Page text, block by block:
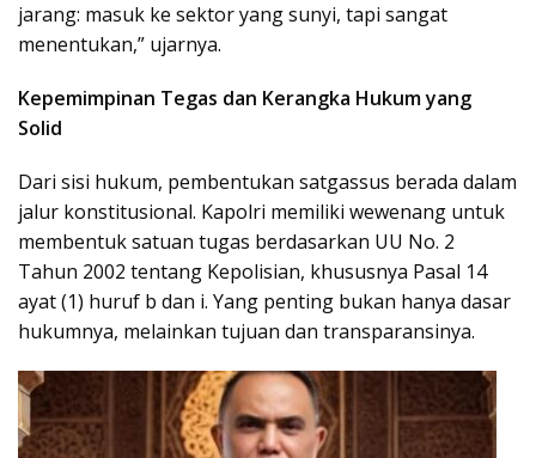
jarang: masuk ke sektor yang sunyi, tapi sangat
menentukan,” ujarnya.
Kepemimpinan Tegas dan Kerangka Hukum yang
Solid
Dari sisi hukum, pembentukan satgassus berada dalam
jalur konstitusional. Kapolri memiliki wewenang untuk
membentuk satuan tugas berdasarkan UU No. 2
Tahun 2002 tentang Kepolisian, khususnya Pasal 14
ayat (1) huruf b dan i. Yang penting bukan hanya dasar
hukumnya, melainkan tujuan dan transparansinya.